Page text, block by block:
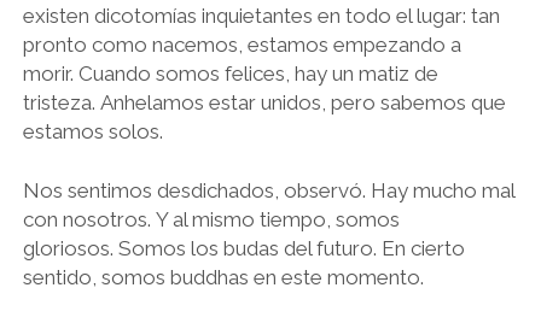
existen dicotomías inquietantes en todo el lugar: tan
pronto como nacemos, estamos empezando a
morir. Cuando somos felices, hay un matiz de
tristeza. Anhelamos estar unidos, pero sabemos que
estamos solos.
Nos sentimos desdichados, observó. Hay mucho mal
con nosotros. Y al mismo tiempo, somos
gloriosos. Somos los budas del futuro. En cierto
sentido, somos buddhas en este momento.